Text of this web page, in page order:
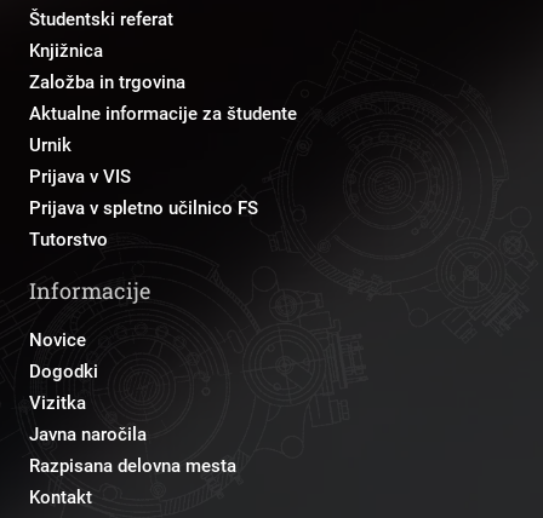
Študentski referat
Knjižnica
Založba in trgovina
Aktualne informacije za študente
Urnik
Prijava v VIS
Prijava v spletno učilnico FS
Tutorstvo
Informacije
Novice
Dogodki
Vizitka
Javna naročila
Razpisana delovna mesta
Kontakt